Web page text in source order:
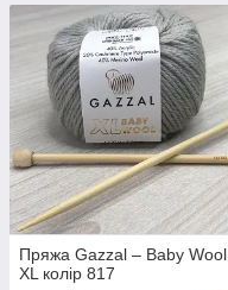
Пряжа Gazzal – Baby Wool
XL колір 817